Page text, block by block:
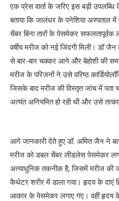
एक प्रेस वार्ता के जरिए इस बड़ी
बताया कि जालंधर के पनेशिया अस्पताल
चेंबर बिना तारों के पेसमेकर सफलतापूर्वक
वर्षीय मरीज को नई जिंदगी मिली। डॉ
से बार-बार चक्कर आने और बेहोशी की
मरीज के परिजनों ने उसे वरिष्ठ
जिसके बाद मरीज की विस्तृत जांच में
अत्यंत अनियमित हो रही थी और उसे
आगे जानकारी देते हुए डॉ. अमित जैन ने
मरीज को डबल चेंबर लीडलेस पेसमेकर
अत्याधुनिक तकनीक है, जिसमें मरीज
कैथेटर शरीर में डाला गया। हृदय के
आकार के पेसमेकर लगाए गए। वहीं हृदय